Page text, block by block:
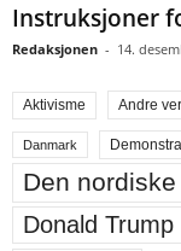
Instruksjoner
Redaksjonen - 14.
Aktivisme Andre
Danmark
Den
Donald Trump